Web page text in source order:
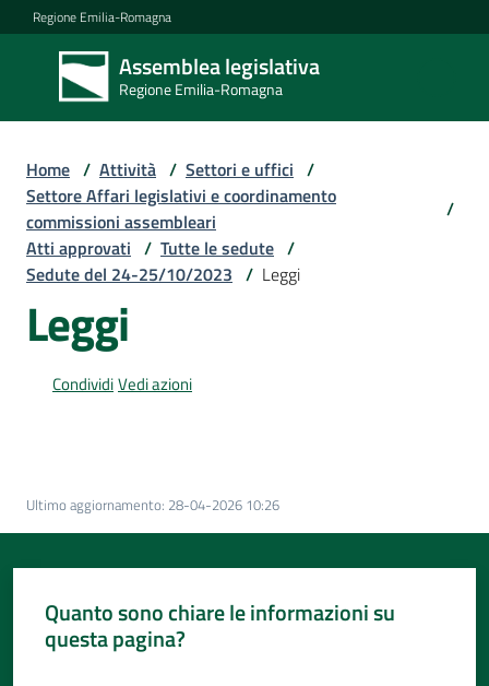
Vai al contenuto
Vai alla navigazione
Vai al footer
Regione Emilia-Romagna
Assemblea legislativa
Regione Emilia-Romagna
Assemblea
legislativa
Regione Emilia-
Assemblea
Attività
Per
Per
cittadini
Home / Attività / Settori e uffici /
Settore Affari legislativi e coordinamento
commissioni assembleari
/
Atti approvati / Tutte le sedute /
Sedute del 24-25/10/2023 / Leggi
Leggi
CondividiVedi azioni
Ultimo aggiornamento: 28-04-2026 10:26
Quanto sono chiare le informazioni su
questa pagina?